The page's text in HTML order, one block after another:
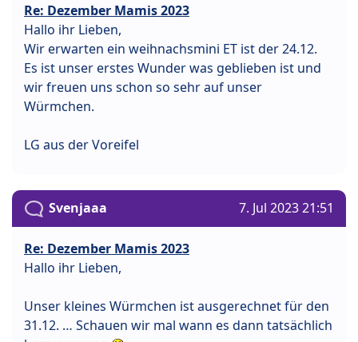
Re: Dezember Mamis 2023
Hallo ihr Lieben,
Wir erwarten ein weihnachsmini ET ist der 24.12.
Es ist unser erstes Wunder was geblieben ist und
wir freuen uns schon so sehr auf unser
Würmchen.
LG aus der Voreifel
Svenjaaa 7. Jul 2023 21:51
Re: Dezember Mamis 2023
Hallo ihr Lieben,
Unser kleines Würmchen ist ausgerechnet für den
31.12. … Schauen wir mal wann es dann tatsächlich